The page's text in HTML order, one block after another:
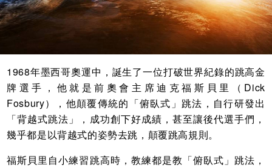
1968年墨西哥奧運中，誕生了一位打破世界紀錄的跳高金
牌選手，他就是前奧會主席迪克福斯貝里（Dick
Fosbury），他顛覆傳統的「俯臥式」跳法，自行研發出
「背越式跳法」，成功創下好成績，甚至讓後代選手們，
幾乎都是以背越式的姿勢去跳，顛覆跳高規則。
福斯貝里自小練習跳高時，教練都是教「俯臥式」跳法，